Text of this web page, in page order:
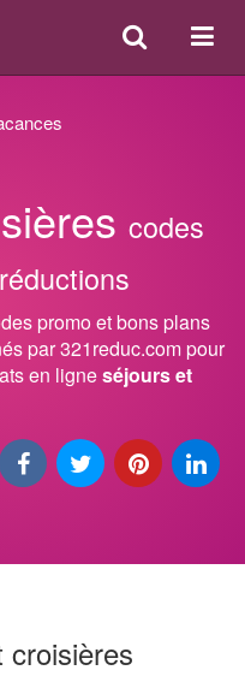
ou
Search
codes
promo et bons plans
par 321reduc.com pour
en ligneséjours et
croisières